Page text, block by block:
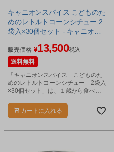
キャニオンスパイス こどものた
めのレトルトコーンシチュー 2
袋入×30個セット - キャニオン
販売価格 ¥13,500税込
送料無料
「キャニオンスパイス こどものた
めのレトルトコーンシチュー 2袋入
×30個セット」は、１歳から食べら
シチューです。
カートに入れる